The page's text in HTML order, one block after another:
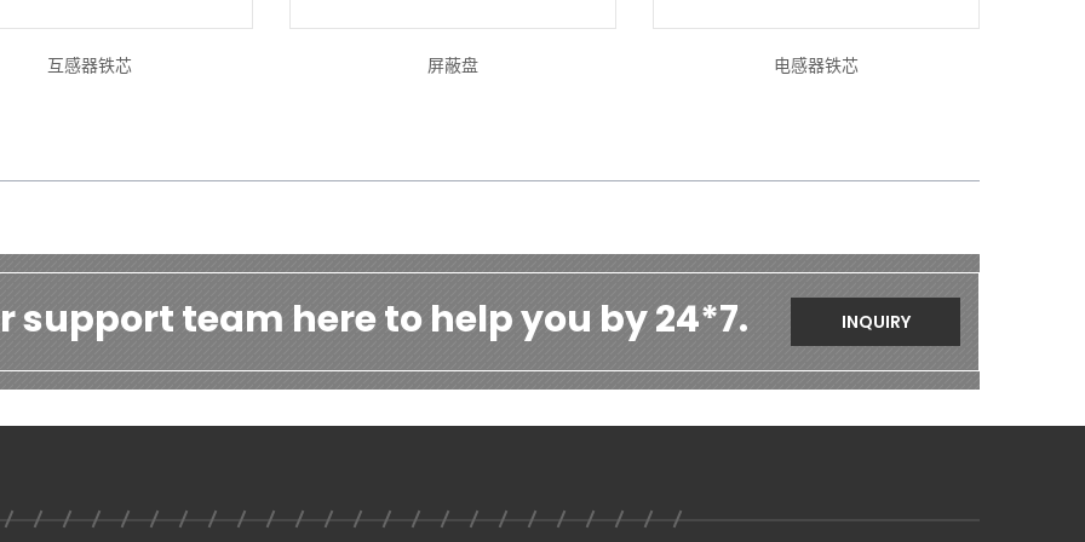
互感器铁芯 屏蔽盘 电感器铁芯
support team here to help you by 24*7. INQUIRY